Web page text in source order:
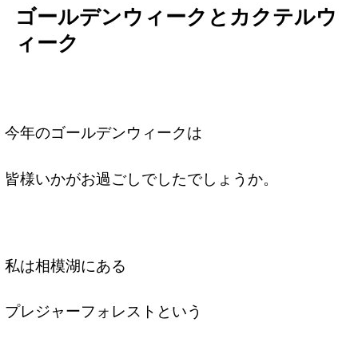
ゴールデンウィークとカクテルウ
ィーク
今年のゴールデンウィークは
皆様いかがお過ごしでしたでしょうか。
私は相模湖にある
プレジャーフォレストという